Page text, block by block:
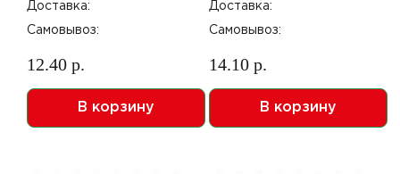
Доставка:
Самовывоз:
12.40 р.
В корзину
Доставка:
Самовывоз:
14.10 р.
В корзину